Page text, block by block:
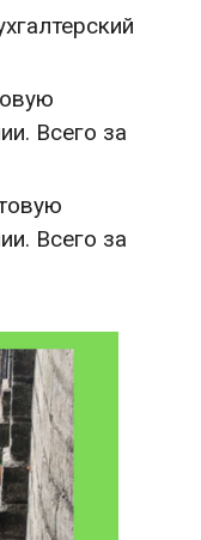
Всего за
Всего за